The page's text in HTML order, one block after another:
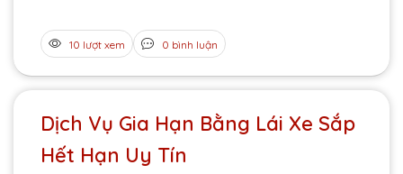
10 lượt xem 0 bình luận
Dịch Vụ Gia Hạn Bằng Lái Xe Sắp
Hết Hạn Uy Tín